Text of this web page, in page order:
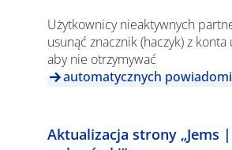
Użytkownicy nieaktywnych
usunąć znacznik (haczyk) z
aby nie otrzymywać
automatycznych
Aktualizacja strony „Jems